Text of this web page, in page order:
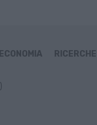
ECONOMIA